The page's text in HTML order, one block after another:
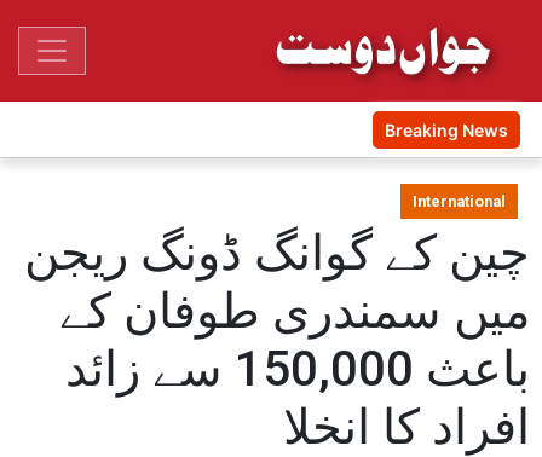
Breaking News
International
چین کے گوانگ ڈونگ ریجن
میں سمندری طوفان کے
باعث 150,000 سے زائد
افراد کا انخلا